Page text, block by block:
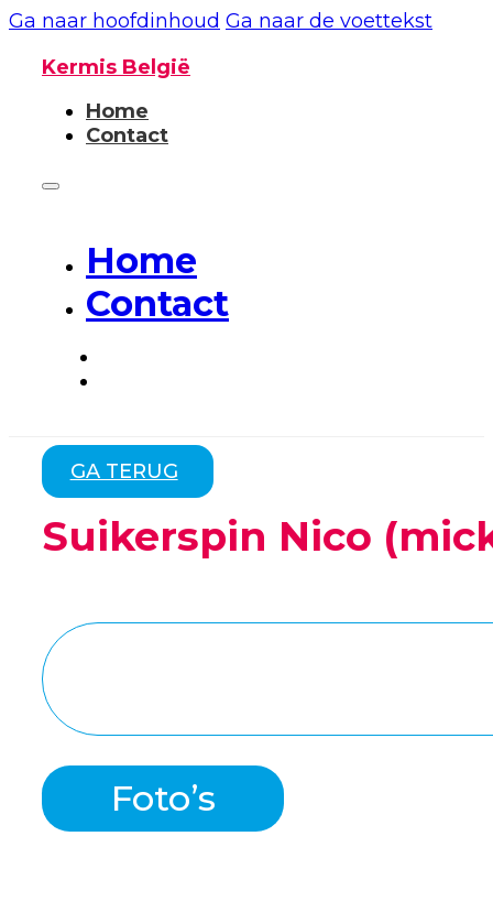
Ga naar hoofdinhoud Ga naar de voettekst
Kermis België
Home
Contact
Home
Contact
GA TERUG
Suikerspin Nico
Foto’s